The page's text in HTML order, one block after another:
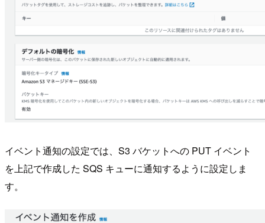
イベント通知の設定では、S3 バケットへの PUT イベント
を上記で作成した SQS キューに通知するように設定しま
す。